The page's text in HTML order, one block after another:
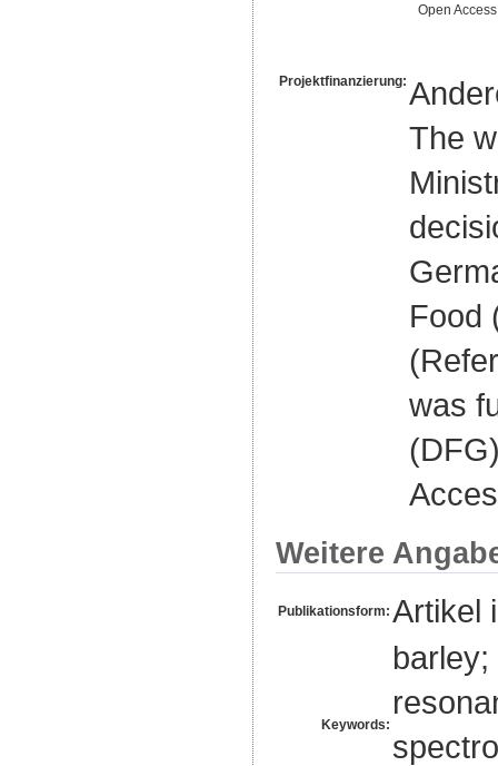
Open
Projektfinanzierung:
The
Food
was
Weitere
Publikationsform: Artikel
Keywords: